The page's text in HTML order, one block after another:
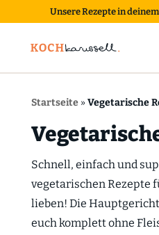
Unsere Rezepte in
Startseite»Vegetarische
Schnell, einfach und
vegetarischen Rezepte
lieben! Die
euch komplett ohne